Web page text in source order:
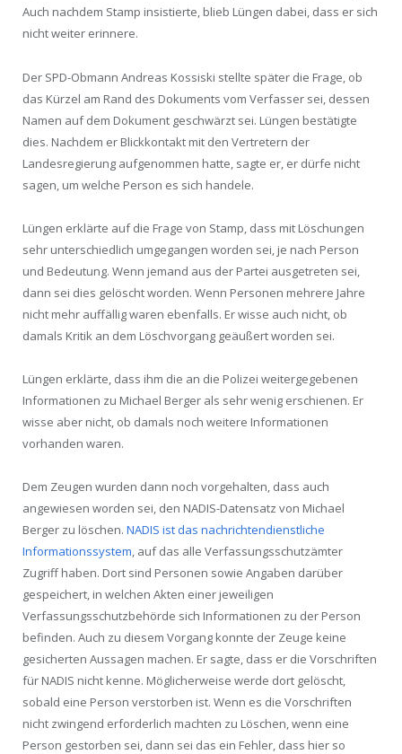
Auch nachdem Stamp insistierte, blieb Lüngen dabei, dass er sich
nicht weiter erinnere.
Der SPD-Obmann Andreas Kossiski stellte später die Frage, ob
das Kürzel am Rand des Dokuments vom Verfasser sei, dessen
Namen auf dem Dokument geschwärzt sei. Lüngen bestätigte
dies. Nachdem er Blickkontakt mit den Vertretern der
Landesregierung aufgenommen hatte, sagte er, er dürfe nicht
sagen, um welche Person es sich handele.
Lüngen erklärte auf die Frage von Stamp, dass mit Löschungen
sehr unterschiedlich umgegangen worden sei, je nach Person
und Bedeutung. Wenn jemand aus der Partei ausgetreten sei,
dann sei dies gelöscht worden. Wenn Personen mehrere Jahre
nicht mehr auffällig waren ebenfalls. Er wisse auch nicht, ob
damals Kritik an dem Löschvorgang geäußert worden sei.
Lüngen erklärte, dass ihm die an die Polizei weitergegebenen
Informationen zu Michael Berger als sehr wenig erschienen. Er
wisse aber nicht, ob damals noch weitere Informationen
vorhanden waren.
Dem Zeugen wurden dann noch vorgehalten, dass auch
angewiesen worden sei, den NADIS-Datensatz von Michael
Berger zu löschen. NADIS ist das nachrichtendienstliche
Informationssystem, auf das alle Verfassungsschutzämter
Zugriff haben. Dort sind Personen sowie Angaben darüber
gespeichert, in welchen Akten einer jeweiligen
Verfassungsschutzbehörde sich Informationen zu der Person
befinden. Auch zu diesem Vorgang konnte der Zeuge keine
gesicherten Aussagen machen. Er sagte, dass er die Vorschriften
für NADIS nicht kenne. Möglicherweise werde dort gelöscht,
sobald eine Person verstorben ist. Wenn es die Vorschriften
nicht zwingend erforderlich machten zu Löschen, wenn eine
Person gestorben sei, dann sei das ein Fehler, dass hier so